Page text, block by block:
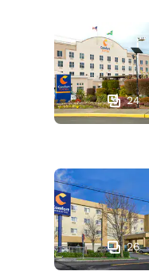
24
26